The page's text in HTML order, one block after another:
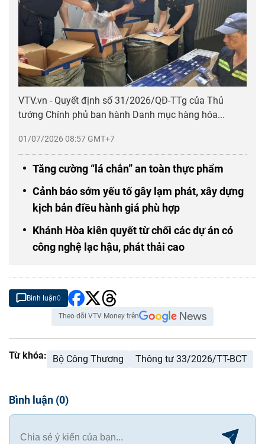
01/07/2026 08:57 GMT+7
VTV.vn - Quyết định số 31/2026/QĐ-TTg của Thủ
tướng Chính phủ ban hành Danh mục hàng hóa...
Tăng cường “lá chắn” an toàn thực phẩm
Cảnh báo sớm yếu tố gây lạm phát, xây dựng
kịch bản điều hành giá phù hợp
Khánh Hòa kiên quyết từ chối các dự án có
công nghệ lạc hậu, phát thải cao
Bình luận0
Theo dõi VTV Money trên
Từ khóa: Bộ Công Thương Thông tư 33/2026/TT-BCT
Bình luận (0)